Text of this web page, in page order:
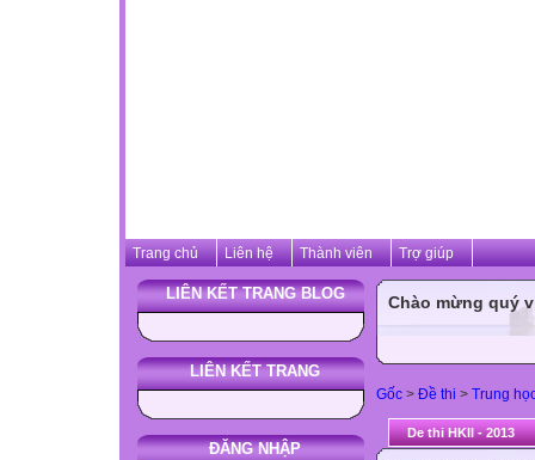
Trang chủ Liên hệ Thành viên Trợ giúp
LIÊN KẾT TRANG BLOG
LIÊN KẾT TRANG
ĐĂNG NHẬP
Chào mừng quý
Gốc > Đề thi > Trung
De thi HKII - 2013